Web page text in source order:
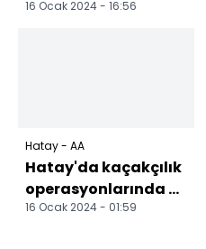
16 Ocak 2024 - 16:56
Hatay - AA
Hatay'da kaçakçılık
operasyonlarında 3
şüpheli gözaltına
16 Ocak 2024 - 01:59